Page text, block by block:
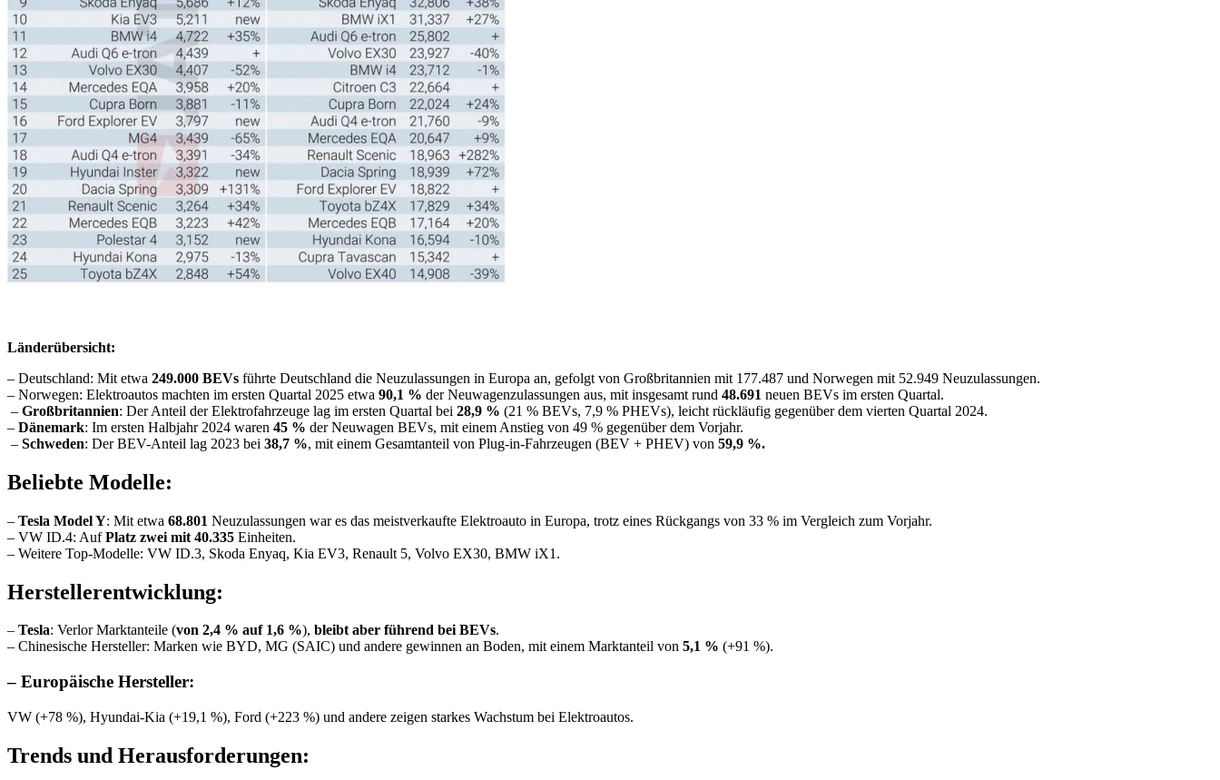
Länderübersicht:
– Deutschland: Mit etwa 249.000 BEVs führte Deutschland die Neuzulassungen in Europa an, gefolgt von Großbritannien mit 177.487 und Norwegen mit 52.949 Neuzulassungen.
– Norwegen: Elektroautos machten im ersten Quartal 2025 etwa 90,1 % der Neuwagenzulassungen aus, mit insgesamt rund 48.691 neuen BEVs im ersten Quartal.
– Großbritannien: Der Anteil der Elektrofahrzeuge lag im ersten Quartal bei 28,9 % (21 % BEVs, 7,9 % PHEVs), leicht rückläufig gegenüber dem vierten Quartal 2024.
– Dänemark: Im ersten Halbjahr 2024 waren 45 % der Neuwagen BEVs, mit einem Anstieg von 49 % gegenüber dem Vorjahr.
– Schweden: Der BEV-Anteil lag 2023 bei 38,7 %, mit einem Gesamtanteil von Plug-in-Fahrzeugen (BEV + PHEV) von 59,9 %.
Beliebte Modelle:
– Tesla Model Y: Mit etwa 68.801 Neuzulassungen war es das meistverkaufte Elektroauto in Europa, trotz eines Rückgangs von 33 % im Vergleich zum Vorjahr.
– VW ID.4: AufPlatz zwei mit ​​40.335 Einheiten.
– Weitere Top-Modelle: VW ID.3, Skoda Enyaq, Kia EV3, Renault 5, Volvo EX30, BMW iX1.
Herstellerentwicklung:
– Tesla: Verlor Marktanteile (von 2,4 % auf 1,6 %), bleibt aber führend bei BEVs.
– Chinesische Hersteller: Marken wie BYD, MG (SAIC) und andere gewinnen an Boden, mit einem Marktanteil von 5,1 % (+91 %).
– Europäische Hersteller:
VW (+78 %), Hyundai-Kia (+19,1 %), Ford (+223 %) und andere zeigen starkes Wachstum bei Elektroautos.
Trends und Herausforderungen: